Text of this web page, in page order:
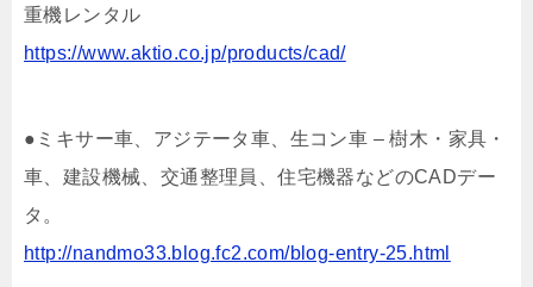
重機レンタル
https://www.aktio.co.jp/products/cad/
●ミキサー車、アジテータ車、生コン車 – 樹木・家具・
車、建設機械、交通整理員、住宅機器などのCADデー
タ。
http://nandmo33.blog.fc2.com/blog-entry-25.html